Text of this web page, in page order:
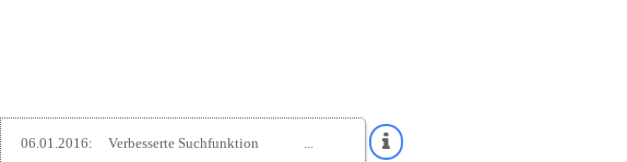
06.01.2016: Verbesserte Suchfunktion ...